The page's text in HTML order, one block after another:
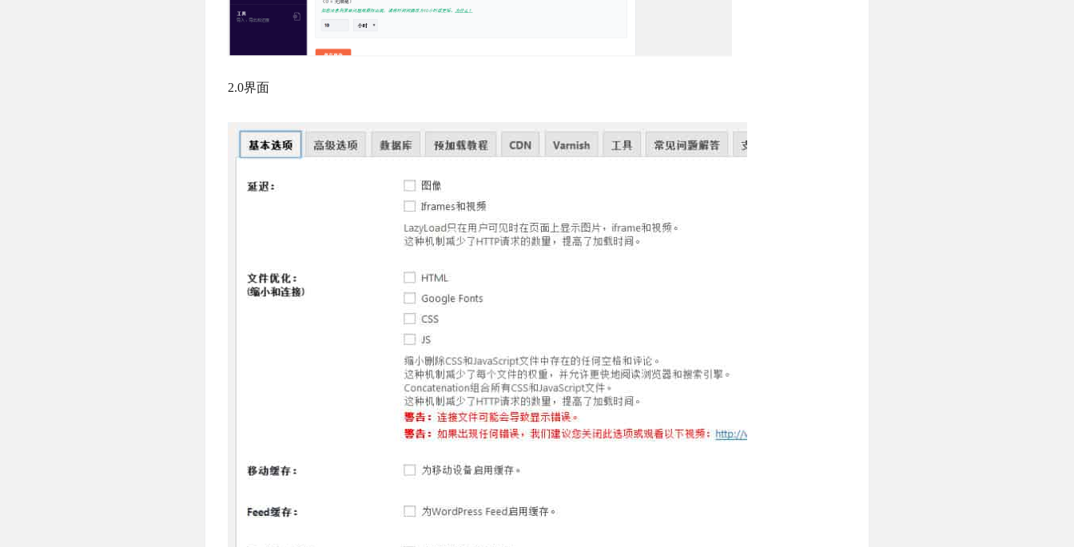
2.0界面